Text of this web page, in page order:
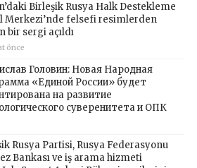
Birleşik Rusya Halk Destekleme
Merkezi’nde felsefi resimlerden
bir sergi açıldı
önce
Головин: Новая Народная
«Единой России» будет
на развитие
суверенитета и ОПК
Rusya Partisi, Rusya Federasyonu
Bankası ve iş arama hizmeti